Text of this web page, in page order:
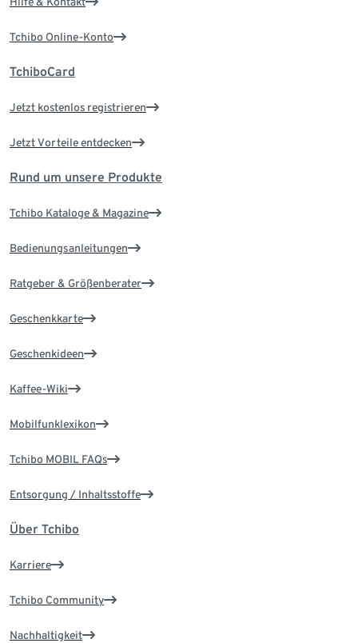
Tchibo Online-Konto
TchiboCard
Jetzt kostenlos registrieren
Jetzt Vorteile entdecken
Rund um unsere Produkte
Tchibo Kataloge & Magazine
Bedienungsanleitungen
Ratgeber & Größenberater
Geschenkkarte
Geschenkideen
Kaffee-Wiki
Mobilfunklexikon
Tchibo MOBIL FAQs
Entsorgung / Inhaltsstoffe
Über Tchibo
Karriere
Tchibo Community
Nachhaltigkeit